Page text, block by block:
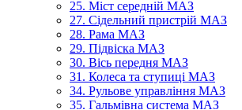
25. Міст середній МАЗ
27. Сідельний пристрій МАЗ
28. Рама МАЗ
29. Підвіска МАЗ
30. Вісь передня МАЗ
31. Колеса та ступиці МАЗ
34. Рульове управління МАЗ
35. Гальмівна система МАЗ